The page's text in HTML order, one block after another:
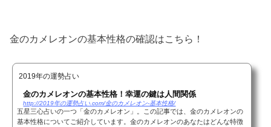
金のカメレオンの基本性格の確認はこちら！
2019年の運勢占い
金のカメレオンの基本性格！幸運の鍵は人間関係
http://2019年の運勢占い.com/金のカメレオン-基本性格/
五星三心占いの一つ「金のカメレオン」。この記事では、金のカメレオンの
基本性格についてご紹介しています。金のカメレオンのあなたはどんな特徴